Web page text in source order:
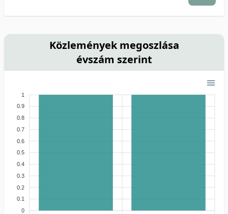
Közlemények megoszlása
évszám szerint
1
0.9
0.8
0.7
0.6
0.5
0.4
0.3
0.2
0.1
0